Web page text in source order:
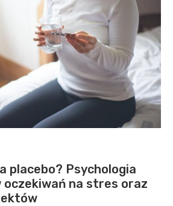
placebo? Psychologia
oczekiwań na stres oraz